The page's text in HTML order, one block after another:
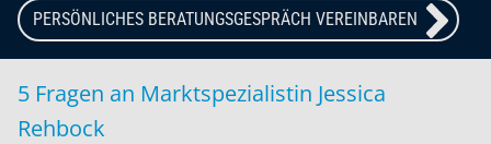
PERSÖNLICHES BERATUNGSGESPRÄCH VEREINBAREN
5 Fragen an Marktspezialistin Jessica
Rehbock